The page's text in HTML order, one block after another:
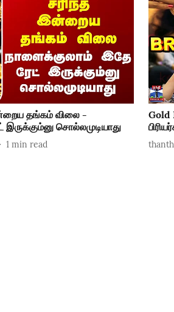
தங்கம் விலை -
சொல்லமுடியாது
1 min read
Gold